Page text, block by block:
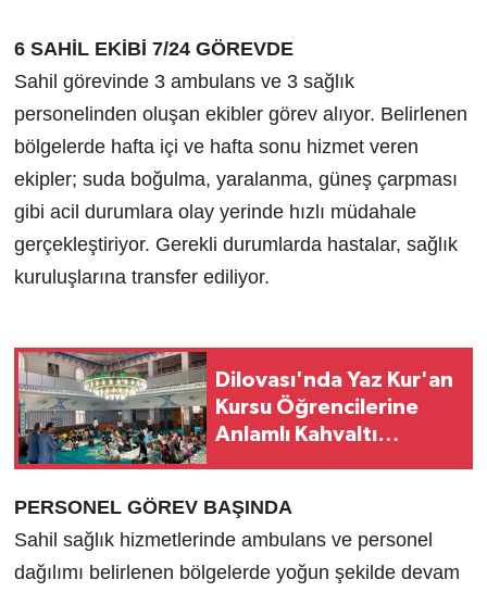
6 SAHİL EKİBİ 7/24 GÖREVDE
Sahil görevinde 3 ambulans ve 3 sağlık
personelinden oluşan ekibler görev alıyor. Belirlenen
bölgelerde hafta içi ve hafta sonu hizmet veren
ekipler; suda boğulma, yaralanma, güneş çarpması
gibi acil durumlara olay yerinde hızlı müdahale
gerçekleştiriyor. Gerekli durumlarda hastalar, sağlık
kuruluşlarına transfer ediliyor.
Dilovası'nda Yaz Kur'an
Kursu Öğrencilerine
Anlamlı Kahvaltı
PERSONEL GÖREV BAŞINDA
Sahil sağlık hizmetlerinde ambulans ve personel
dağılımı belirlenen bölgelerde yoğun şekilde devam